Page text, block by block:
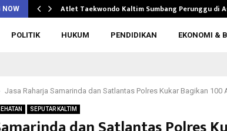
NOW Atlet Taekwondo Kaltim Sumbang Perunggu di
POLITIK HUKUM PENDIDIKAN EKONOMI &
Jasa Raharja Samarinda dan Satlantas Polres Kukar Bagikan 100
SEPUTAR KALTIM